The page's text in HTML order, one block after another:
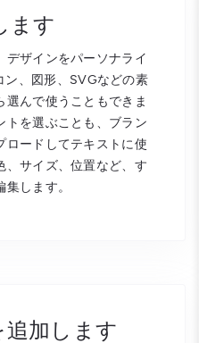
ます
デザインをパーソナライ
ン、図形、SVGなどの素
んで使うこともできま
トを選ぶことも、ブラン
ロードしてテキストに使
、サイズ、位置など、す
します。
追加します